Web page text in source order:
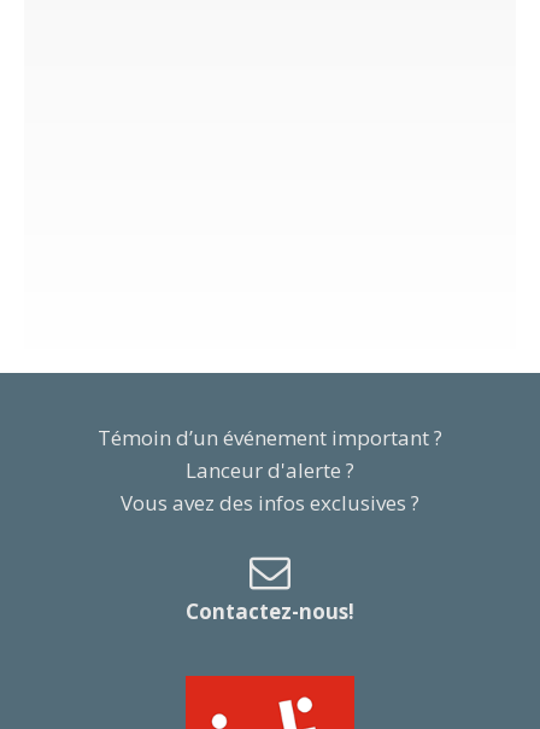
Témoin d’un événement important ?
Lanceur d'alerte ?
Vous avez des infos exclusives ?
Contactez-nous!